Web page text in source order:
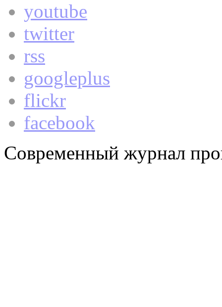
youtube
twitter
rss
googleplus
flickr
facebook
Современный журнал